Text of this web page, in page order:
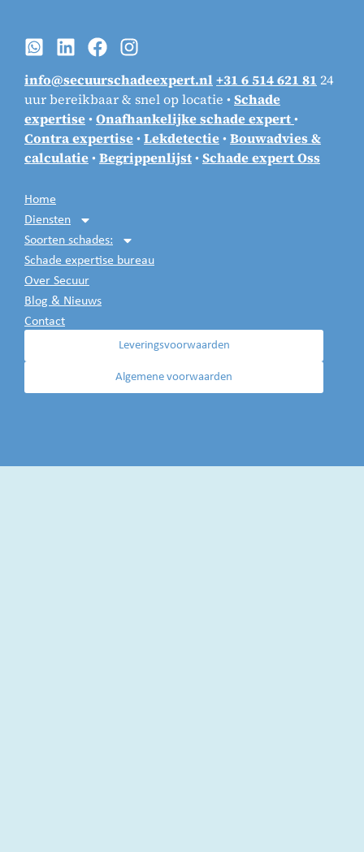
info@secuurschadeexpert.nl +31 6 514 621 81 24
uur bereikbaar & snel op locatie •Schade
expertise•Onafhankelijke schade expert•
Contra expertise•Lekdetectie•Bouwadvies &
calculatie•Begrippenlijst•Schade expert Oss
Home
Diensten
Soorten schades:
Schade expertise bureau
Over Secuur
Blog & Nieuws
Contact
Leveringsvoorwaarden
Algemene voorwaarden